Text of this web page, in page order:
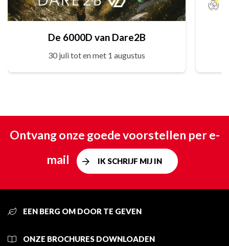
De 6000D van Dare2B
30 juli tot en met 1 augustus
Ontvang onze goede voorstellen per e-
mail
IK SCHRIJF MIJ IN
EEN BERG OM DOOR TE GEVEN
ONZE BROCHURES DOWNLOADEN